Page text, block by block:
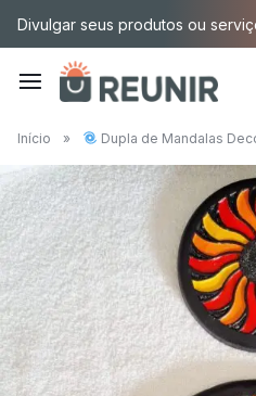
conteúdo
Divulgar seus produtos ou
a
tecnologia
trabalho
decente
Início » Dupla de Mandalas